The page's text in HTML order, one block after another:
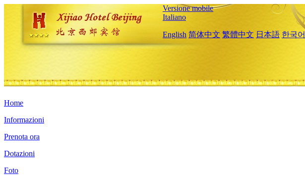
Versione mobile
Italiano
English 简体中文 繁體中文 日本語 한국어
Home
Informazioni
Prenota ora
Dotazioni
Foto